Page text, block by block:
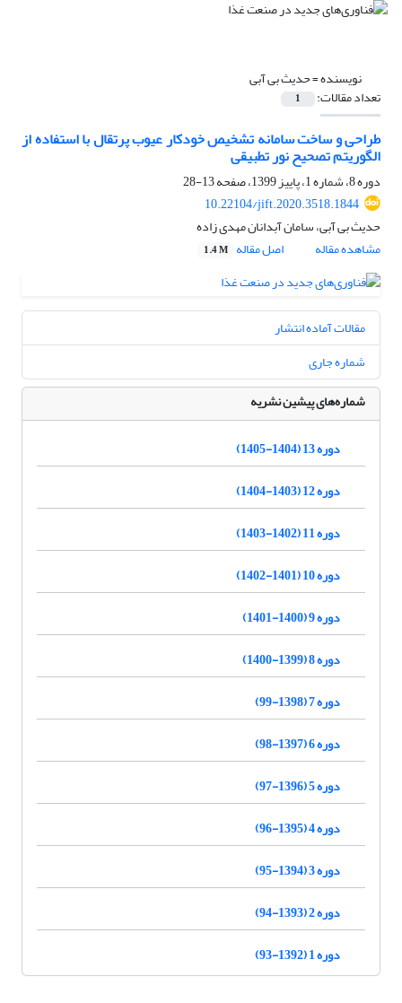
نویسنده =حدیث بی آبی
تعداد مقالات: 1
طراحی و ساخت سامانه تشخیص خودکار عیوب پرتقال با استفاده از
الگوریتم تصحیح نور تطبیقی
دوره 8، شماره 1، پاییز 1399، صفحه
13-28
10.22104/jift.2020.3518.1844
حدیث بی آبی، سامان آبدانان مهدی زاده
مشاهده مقاله
اصل مقاله 1.4 M
مقالات آماده انتشار
شماره جاری
شماره‌های پیشین نشریه
دوره 13 (1404-1405)
دوره 12 (1403-1404)
دوره 11 (1402-1403)
دوره 10 (1401-1402)
دوره 9 (1400-1401)
دوره 8 (1399-1400)
دوره 7 (1398-99)
دوره 6 (1397-98)
دوره 5 (1396-97)
دوره 4 (1395-96)
دوره 3 (1394-95)
دوره 2 (1393-94)
دوره 1 (1392-93)